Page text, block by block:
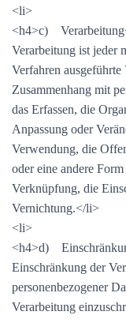
<li>
<h4>c)
Verarbeitung ist jeder
Verfahren
Zusammenhang mit
das Erfassen, die
Anpassung oder
Verwendung, die
oder eine andere
Verknüpfung, die
Vernichtung.</li>
<li>
<h4>d)
Einschränkung der
personenbezogener
Verarbeitung